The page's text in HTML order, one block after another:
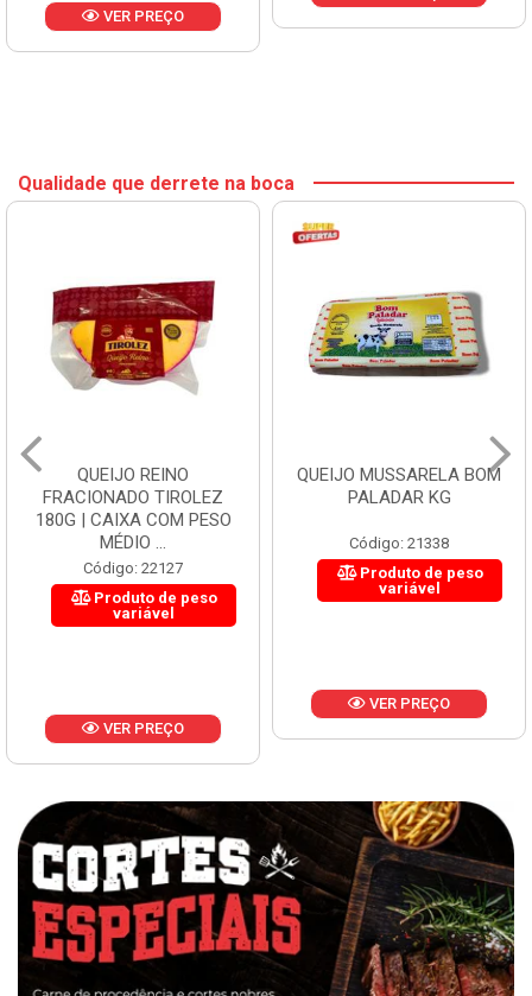
VER PREÇO
Qualidade que derrete na boca
QUEIJO REINO
FRACIONADO TIROLEZ
180G | CAIXA COM PESO
MÉDIO ...
Código: 22127
Produto de peso
variável
VER PREÇO
QUEIJO MUSSARELA BOM
PALADAR KG
Código: 21338
Produto de peso
variável
VER PREÇO